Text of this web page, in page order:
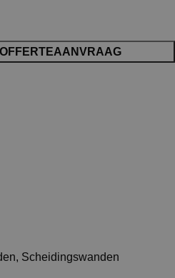
, Scheidingswanden